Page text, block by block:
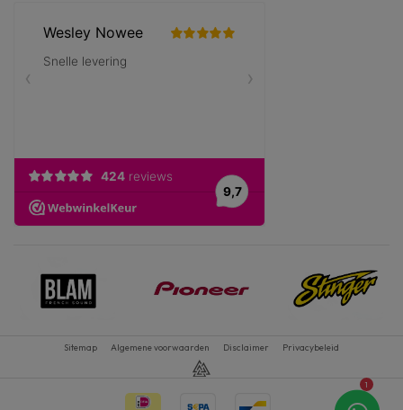
Sitemap Algemene voorwaarden Disclaimer Privacybeleid
1